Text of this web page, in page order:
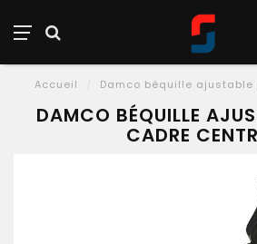
Accueil Damco béquille
DAMCO BÉQUILLE
CADRE